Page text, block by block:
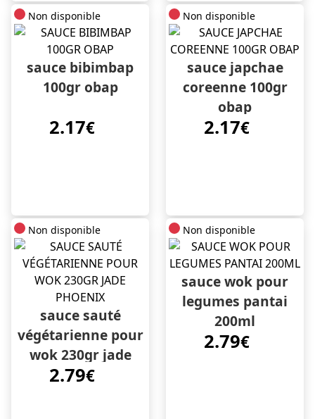
Non disponible
sauce bibimbap
100gr obap
2.17€
Non disponible
sauce japchae
coreenne 100gr
obap
2.17€
Non disponible
sauce sauté
végétarienne pour
wok 230gr jade
phoenix
2.79€
Non disponible
sauce wok pour
legumes pantai
200ml
2.79€